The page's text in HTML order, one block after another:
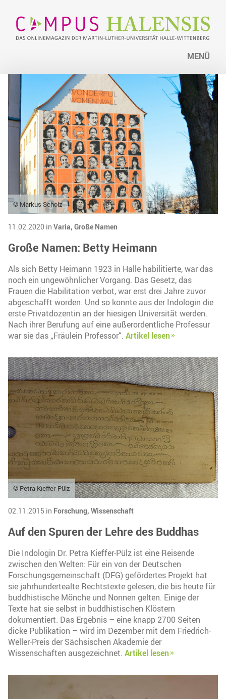
MENÜ
© Markus Scholz
11.02.2020 in Varia, Große Namen
Große Namen: Betty Heimann
Als sich Betty Heimann 1923 in Halle habilitierte, war das
noch ein ungewöhnlicher Vorgang. Das Gesetz, das
Frauen die Habilitation verbot, war erst drei Jahre zuvor
abgeschafft worden. Und so konnte aus der Indologin die
erste Privatdozentin an der hiesigen Universität werden.
Nach ihrer Berufung auf eine außerordentliche Professur
war sie das „Fräulein Professor“. Artikel lesen
© Petra Kieffer-Pülz
02.11.2015 in Forschung, Wissenschaft
Auf den Spuren der Lehre des Buddhas
Die Indologin Dr. Petra Kieffer-Pülz ist eine Reisende
zwischen den Welten: Für ein von der Deutschen
Forschungsgemeinschaft (DFG) gefördertes Projekt hat
sie jahrhundertealte Rechtstexte gelesen, die bis heute für
buddhistische Mönche und Nonnen gelten. Einige der
Texte hat sie selbst in buddhistischen Klöstern
dokumentiert. Das Ergebnis – eine knapp 2700 Seiten
dicke Publikation – wird im Dezember mit dem Friedrich-
Weller-Preis der Sächsischen Akademie der
Wissenschaften ausgezeichnet. Artikel lesen